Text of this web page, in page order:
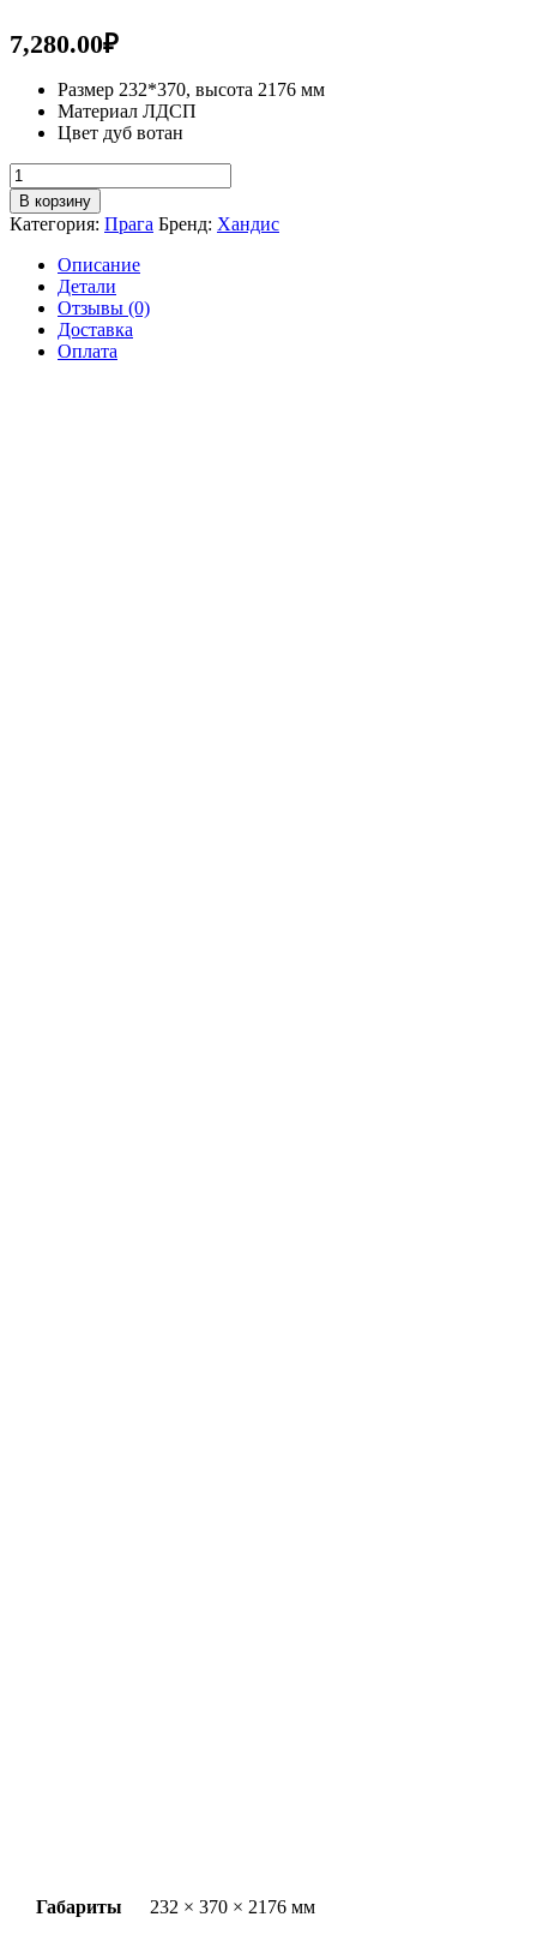
7,280.00₽
Размер 232*370, высота 2176 мм
Материал ЛДСП
Цвет дуб вотан
Количество
товара
Пенал
открытый
Прага
вотан
В корзину
Категория: Прага Бренд: Хандис
Описание
Детали
Отзывы (0)
Доставка
Оплата
Габариты 232 × 370 × 2176 мм